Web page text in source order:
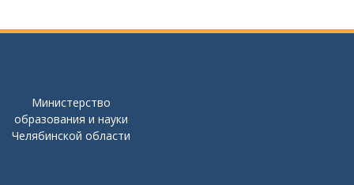
Министерство
образования и науки
Челябинской области